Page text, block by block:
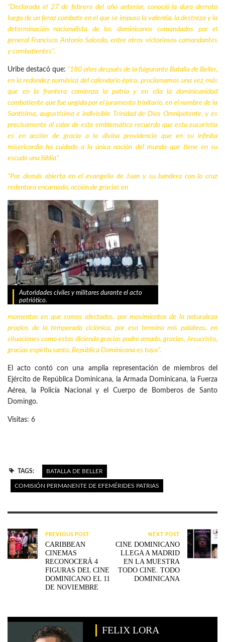
“Declarada el 27 de febrero del año anterior, conoció la dura derrota
luego de un feroz combate en el que se impuso la valentía, la destreza y la
determinación nacionalista de los dominicanos comandados por el
general Francisco Antonio Salcedo, entre otros victoriosos comandantes
y combatientes”.
Uribe destacó que: “180 años después de la fulgurante Batalla de Beller,
en la redondez numérica del calendario épico, proclamamos una vez más
que en la frontera comienza la patria y en ella la dominicanidad
combatiente que fue ungida por el juramento trinitario, en el nombre de la
Santísima, augustísima e indivisible Trinidad de Dios Omnipotente, y es
precisamente al calor de este emblemático recuerdo que esta eucaristía
es en acción de gracia a la divina providencia que en su infinita
misericordia ha cuidado a la única nación del mundo que tiene en su
escudo una biblia”
“Por demás abierta en el evangelio de Juan y su bandera con la cruz
redentora encarnada, acción de gracias en
Autoridades civiles y militares durante el acto
patriótico.
momentos en que somos afectados, por movimientos de la naturaleza
propios de la temporada ciclónica, por eso termino mis palabras, en
situaciones como estas diciendo gracias padre amado, gracias, Jesucristo,
gracias espíritu santo, República Dominicana es tuya”.
El acto contó con una amplia representación de miembros del
Ejército de República Dominicana, la Armada Dominicana, la Fuerza
Aérea, la Policía Nacional y el Cuerpo de Bomberos de Santo
Domingo.
Visitas: 6
TAGS: BATALLA DE BELLER
COMISIÓN PERMANENTE DE EFEMÉRIDES PATRIAS
PREVIOUS POST
CARIBBEAN
CINEMAS
RECONOCERÁ 4
FIGURAS DEL CINE
DOMINICANO EL 11
DE NOVIEMBRE
NEXT POST
CINE DOMINICANO
LLEGA A MADRID
EN LA MUESTRA
TODO CINE. TODO
DOMINICANA
FELIX LORA